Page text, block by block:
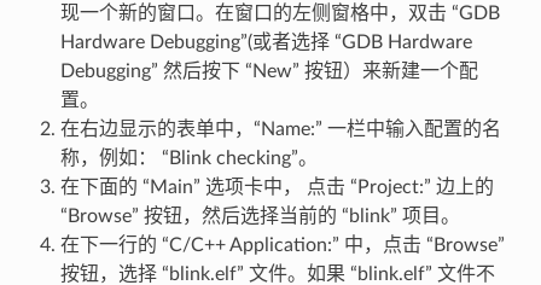
现一个新的窗口。在窗口的左侧窗格中，双击 “GDB
Hardware Debugging”(或者选择 “GDB Hardware
Debugging” 然后按下 “New” 按钮）来新建一个配
置。
在右边显示的表单中，“Name:” 一栏中输入配置的名
称，例如： “Blink checking”。
在下面的 “Main” 选项卡中， 点击 “Project:” 边上的
“Browse” 按钮，然后选择当前的 “blink” 项目。
在下一行的 “C/C++ Application:” 中，点击 “Browse”
按钮，选择 “blink.elf” 文件。如果 “blink.elf” 文件不